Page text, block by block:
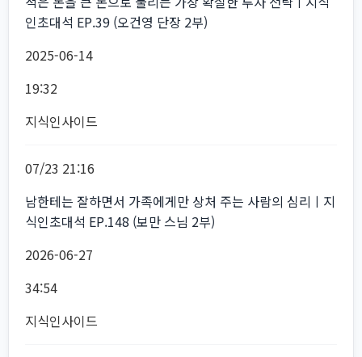
인초대석 EP.39 (오건영 단장 2부)
2025-06-14
19:32
지식인사이드
07/23 21:16
남한테는 잘하면서 가족에게만 상처 주는 사람의 심리ㅣ지
식인초대석 EP.148 (보만 스님 2부)
2026-06-27
34:54
지식인사이드